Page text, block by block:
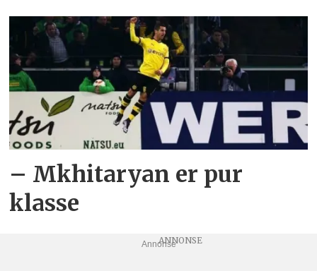
– Mkhitaryan er pur
klasse
Annonse